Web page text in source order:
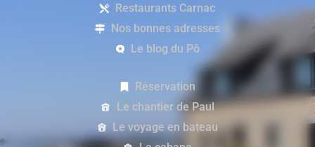
Restaurants Carnac
Nos bonnes adresses
Le blog du Pô
Réservation
Le chantier de Paul
Le voyage en bateau